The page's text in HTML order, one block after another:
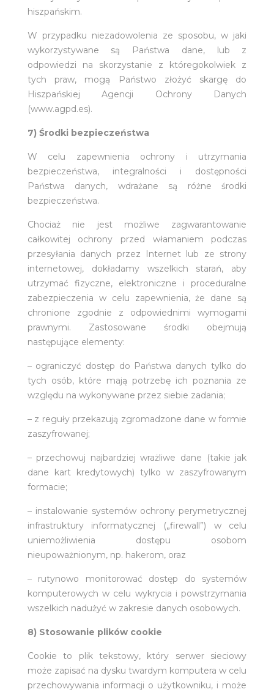
hiszpańskim.
W przypadku niezadowolenia ze sposobu, w jaki
wykorzystywane są Państwa dane, lub z
odpowiedzi na skorzystanie z któregokolwiek z
tych praw, mogą Państwo złożyć skargę do
Hiszpańskiej Agencji Ochrony Danych
(www.agpd.es).
7) Środki bezpieczeństwa
W celu zapewnienia ochrony i utrzymania
bezpieczeństwa, integralności i dostępności
Państwa danych, wdrażane są różne środki
bezpieczeństwa.
Chociaż nie jest możliwe zagwarantowanie
całkowitej ochrony przed włamaniem podczas
przesyłania danych przez Internet lub ze strony
internetowej, dokładamy wszelkich starań, aby
utrzymać fizyczne, elektroniczne i proceduralne
zabezpieczenia w celu zapewnienia, że dane są
chronione zgodnie z odpowiednimi wymogami
prawnymi. Zastosowane środki obejmują
następujące elementy:
– ograniczyć dostęp do Państwa danych tylko do
tych osób, które mają potrzebę ich poznania ze
względu na wykonywane przez siebie zadania;
– z reguły przekazują zgromadzone dane w formie
zaszyfrowanej;
– przechowuj najbardziej wrażliwe dane (takie jak
dane kart kredytowych) tylko w zaszyfrowanym
formacie;
– instalowanie systemów ochrony perymetrycznej
infrastruktury informatycznej („firewall”) w celu
uniemożliwienia dostępu osobom
nieupoważnionym, np. hakerom, oraz
– rutynowo monitorować dostęp do systemów
komputerowych w celu wykrycia i powstrzymania
wszelkich nadużyć w zakresie danych osobowych.
8) Stosowanie plików cookie
Cookie to plik tekstowy, który serwer sieciowy
może zapisać na dysku twardym komputera w celu
przechowywania informacji o użytkowniku, i może